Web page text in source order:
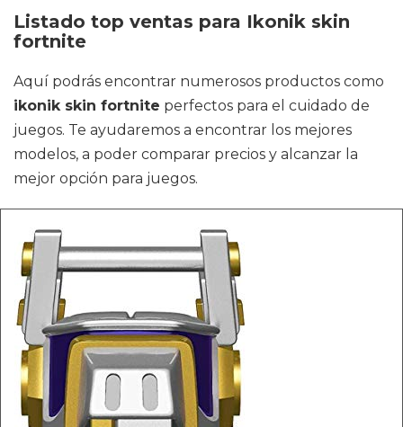
Listado top ventas para Ikonik skin
fortnite
Aquí podrás encontrar numerosos productos como
ikonik skin fortnite perfectos para el cuidado de
juegos. Te ayudaremos a encontrar los mejores
modelos, a poder comparar precios y alcanzar la
mejor opción para juegos.